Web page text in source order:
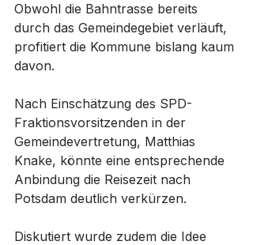
Obwohl die Bahntrasse bereits
durch das Gemeindegebiet verläuft,
profitiert die Kommune bislang kaum
davon.
Nach Einschätzung des SPD-
Fraktionsvorsitzenden in der
Gemeindevertretung, Matthias
Knake, könnte eine entsprechende
Anbindung die Reisezeit nach
Potsdam deutlich verkürzen.
Diskutiert wurde zudem die Idee